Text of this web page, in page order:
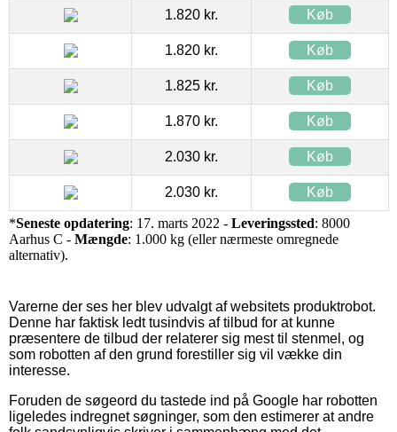
1.820 kr. Køb
1.820 kr. Køb
1.825 kr. Køb
1.870 kr. Køb
2.030 kr. Køb
2.030 kr. Køb
*Seneste opdatering: 17. marts 2022 - Leveringssted: 8000
Aarhus C - Mængde: 1.000 kg (eller nærmeste omregnede
alternativ).
Varerne der ses her blev udvalgt af websitets produktrobot.
Denne har faktisk ledt tusindvis af tilbud for at kunne
præsentere de tilbud der relaterer sig mest til stenmel, og
som robotten af den grund forestiller sig vil vække din
interesse.
Foruden de søgeord du tastede ind på Google har robotten
ligeledes indregnet søgninger, som den estimerer at andre